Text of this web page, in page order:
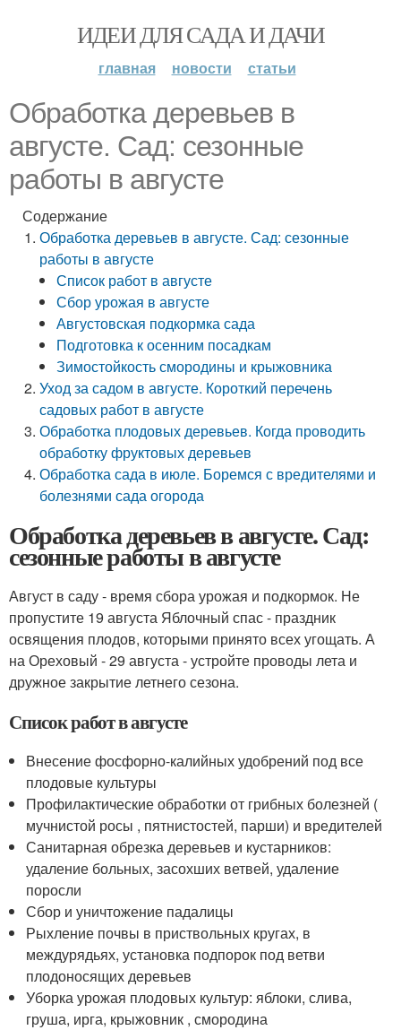
ИДЕИ ДЛЯ САДА И ДАЧИ
главная новости статьи
Обработка деревьев в
августе. Сад: сезонные
работы в августе
Содержание
Обработка деревьев в августе. Сад: сезонные
работы в августе
Список работ в августе
Сбор урожая в августе
Августовская подкормка сада
Подготовка к осенним посадкам
Зимостойкость смородины и крыжовника
Уход за садом в августе. Короткий перечень
садовых работ в августе
Обработка плодовых деревьев. Когда проводить
обработку фруктовых деревьев
Обработка сада в июле. Боремся с вредителями и
болезнями сада огорода
Обработка деревьев в августе. Сад:
сезонные работы в августе
Август в саду - время сбора урожая и подкормок. Не
пропустите 19 августа Яблочный спас - праздник
освящения плодов, которыми принято всех угощать. А
на Ореховый - 29 августа - устройте проводы лета и
дружное закрытие летнего сезона.
Список работ в августе
Внесение фосфорно-калийных удобрений под все
плодовые культуры
Профилактические обработки от грибных болезней (
мучнистой росы , пятнистостей, парши) и вредителей
Санитарная обрезка деревьев и кустарников:
удаление больных, засохших ветвей, удаление
поросли
Сбор и уничтожение падалицы
Рыхление почвы в приствольных кругах, в
междурядьях, установка подпорок под ветви
плодоносящих деревьев
Уборка урожая плодовых культур: яблоки, слива,
груша, ирга, крыжовник , смородина